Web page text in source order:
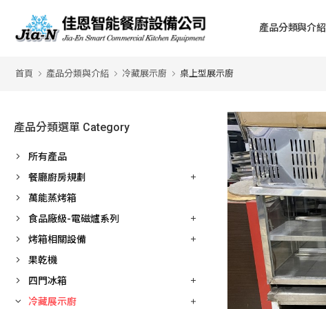
產品分類與介紹
首頁 產品分類與介紹 冷藏展示廚 桌上型展示廚
產品分類選單 Category
所有產品
餐廳廚房規劃
萬能蒸烤箱
食品廠級-電磁爐系列
烤箱相關設備
果乾機
四門冰箱
冷藏展示廚